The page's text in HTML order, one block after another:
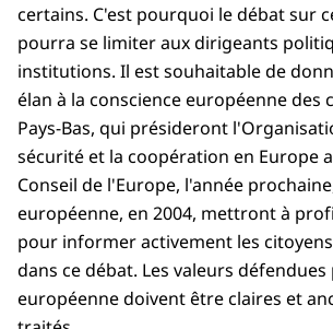
certains. C'est pourquoi le débat sur
pourra se limiter aux dirigeants
institutions. Il est souhaitable de
élan à la conscience européenne des
Pays-Bas, qui présideront
sécurité et la coopération en Europe
Conseil de l'Europe, l'année
européenne, en 2004, mettront à
pour informer activement les
dans ce débat. Les valeurs
européenne doivent être claires et